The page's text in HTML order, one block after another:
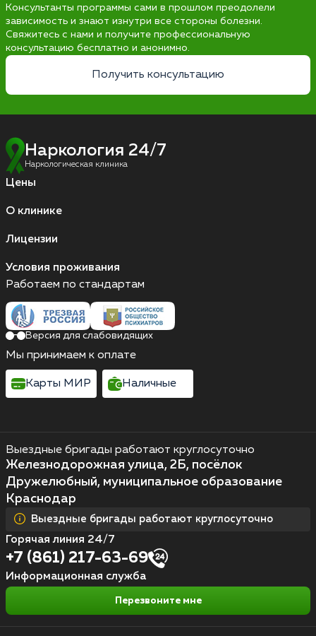
Консультанты программы сами в прошлом преодолели
зависимость и знают изнутри все стороны болезни.
Свяжитесь с нами и получите профессиональную
консультацию бесплатно и анонимно.
Получить консультацию
Наркология 24/7
Наркологическая клиника
Цены
О клинике
Лицензии
Условия проживания
Выездные бригады работают круглосуточно
Железнодорожная улица, 2Б, посёлок
Дружелюбный, муниципальное образование
Краснодар
Выездные бригады работают круглосуточно
Горячая линия 24/7
+7 (861) 217-63-69
Информационная служба
Перезвоните мне
Работаем по стандартам
Версия для слабовидящих
Мы принимаем к оплате
Карты МИР Наличные